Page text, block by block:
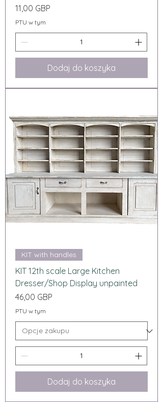
Cena
11,00 GBP
PTU w tym
Dodaj do koszyka
KIT with handles
KIT 12th scale Large Kitchen
Dresser/Shop Display unpainted
Cena
46,00 GBP
PTU w tym
Dodaj do koszyka